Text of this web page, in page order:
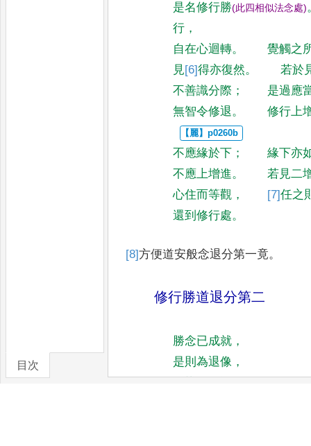
目次
是名修行勝(此四相似法念處)
行 ，
自在心迴轉。
覺觸之
見[6]得亦復然。
若於
不善識分際 ；
是過應
無智令修退。 修行上
不應緣於下 ；
緣下亦
不應上增進。
若見二
心住而等觀 ， [7]任之
還到修行處。
[8]方便道安般念退分第一竟。
修行勝道退分第二
勝念已成就 ，
是則為退像 ，